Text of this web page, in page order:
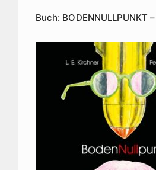
Buch: BODENNULLPUNKT